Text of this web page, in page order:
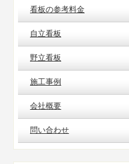
看板の参考料金
自立看板
野立看板
施工事例
会社概要
問い合わせ